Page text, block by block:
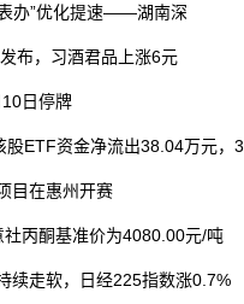
办”优化提速——湖南深
布，习酒君品上涨6元
日停牌
股ETF资金净流出38.04万元，3
目在惠州开赛
丙酮基准价为4080.00元/吨
续走软，日经225指数涨0.7%